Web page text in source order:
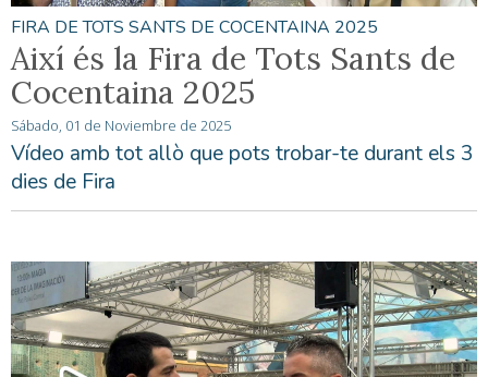
FIRA DE TOTS SANTS DE COCENTAINA 2025
Així és la Fira de Tots Sants de
Cocentaina 2025
Sábado, 01 de Noviembre de 2025
Vídeo amb tot allò que pots trobar-te durant els 3
dies de Fira